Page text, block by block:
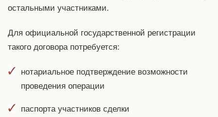
остальными участниками.
Для официальной государственной регистрации
такого договора потребуется:
нотариальное подтверждение возможности
проведения операции
паспорта участников сделки